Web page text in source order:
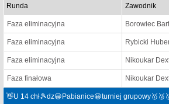
Runda Zawodnik
Faza eliminacyjna Borowiec
Faza eliminacyjna Rybicki
Faza eliminacyjna Nikoukar
Faza finałowa Nikoukar
👋U 14 chł🎾dz😀Pabianice😀turniej